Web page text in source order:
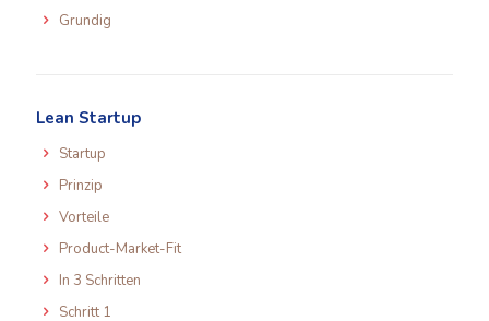
Grundig
Lean Startup
Startup
Prinzip
Vorteile
Product-Market-Fit
In 3 Schritten
Schritt 1